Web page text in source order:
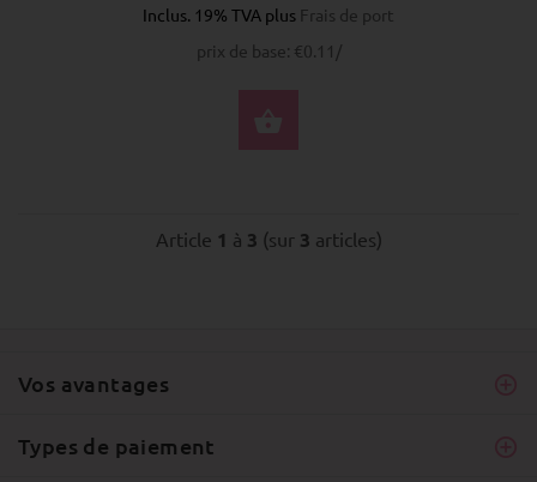
Inclus. 19% TVA plus Frais de port
prix de base: €0.11/
Article 1 à 3 (sur 3 articles)
Vos avantages
Types de paiement